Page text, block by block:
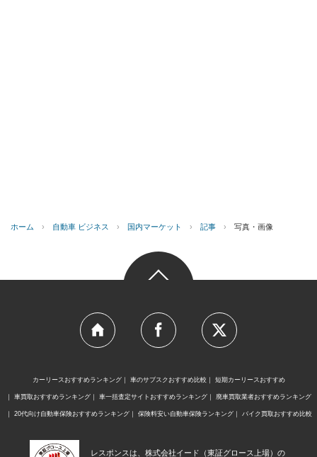
ホーム › 自動車 ビジネス › 国内マーケット › 記事 › 写真・画像
カーリースおすすめランキング 車のサブスクおすすめ比較 短期カーリースおすすめ
車買取おすすめランキング 車一括査定サイトおすすめランキング 廃車買取業者おすすめランキング
20代向け自動車保険おすすめランキング 保険料安い自動車保険ランキング バイク買取おすすめ比較
レスポンスは、株式会社イード（東証グロース上場）の